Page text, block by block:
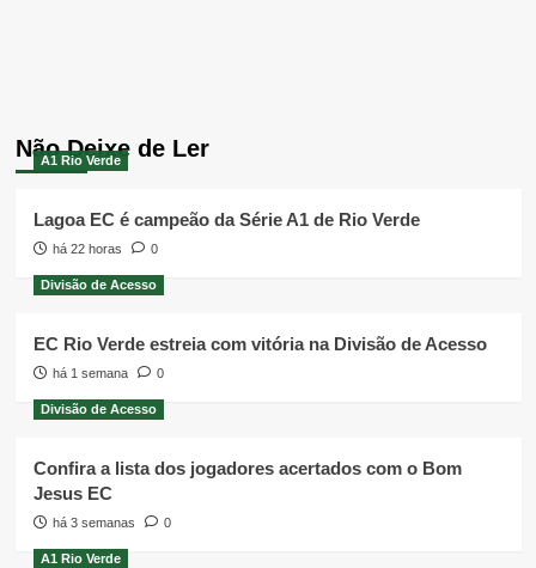
Não Deixe de Ler
A1 Rio Verde
Lagoa EC é campeão da Série A1 de Rio Verde
há 22 horas 0
Divisão de Acesso
EC Rio Verde estreia com vitória na Divisão de Acesso
há 1 semana 0
Divisão de Acesso
Confira a lista dos jogadores acertados com o Bom
Jesus EC
há 3 semanas 0
A1 Rio Verde